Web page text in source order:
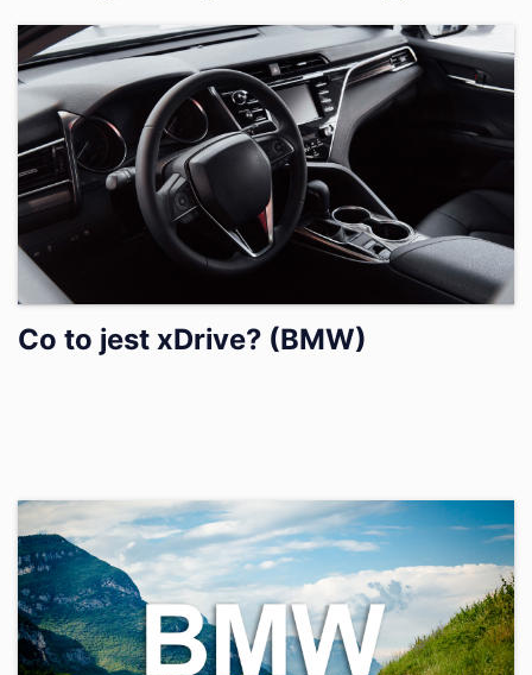
Co to jest xDrive? (BMW)